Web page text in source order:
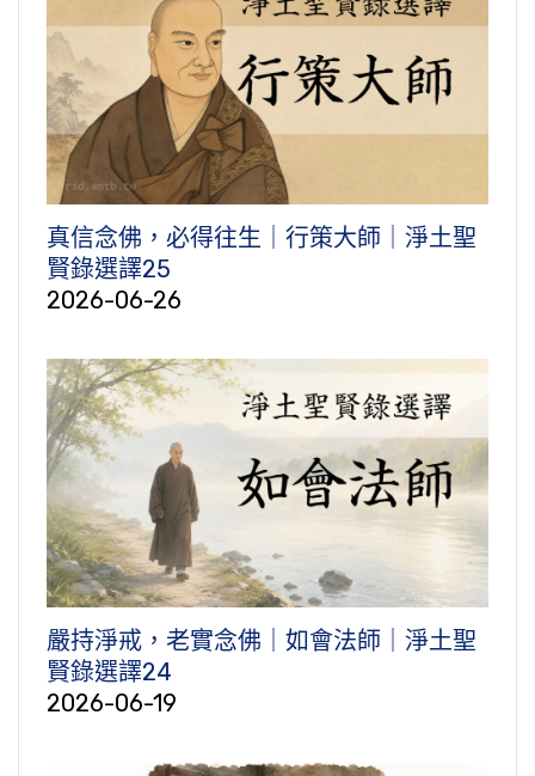
真信念佛，必得往生｜行策大師｜淨土聖
賢錄選譯25
2026-06-26
嚴持淨戒，老實念佛｜如會法師｜淨土聖
賢錄選譯24
2026-06-19